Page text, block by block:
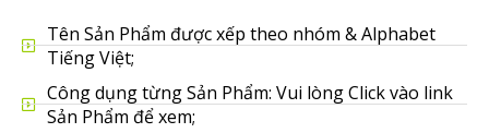
Tên Sản Phẩm được xếp theo nhóm & Alphabet
Tiếng Việt;
Công dụng từng Sản Phẩm: Vui lòng Click vào link
Sản Phẩm để xem;